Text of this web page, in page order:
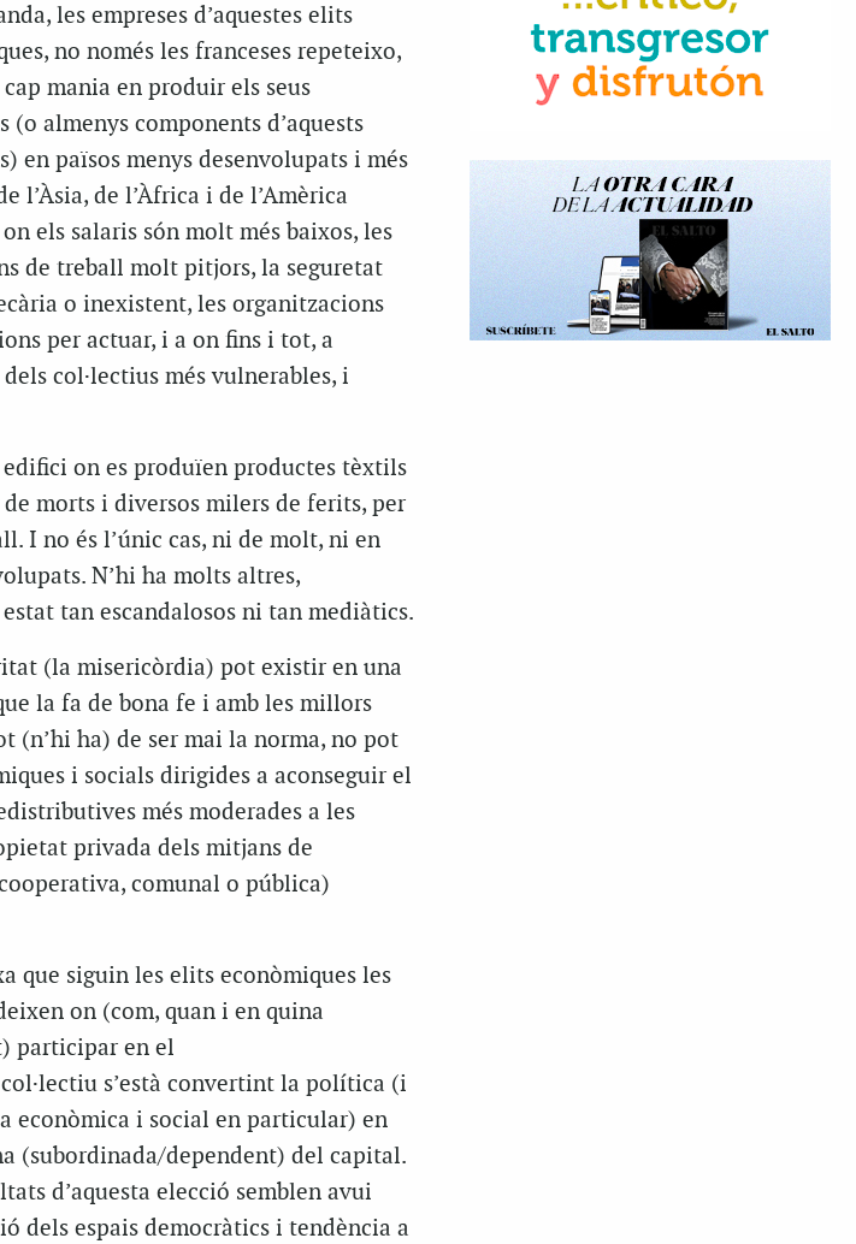
les empreses d’aquestes elits
no només les franceses repeteixo,
mania en produir els seus
(o almenys components d’aquests
en països menys desenvolupats i més
l’Àsia, de l’Àfrica i de l’Amèrica
els salaris són molt més baixos, les
de treball molt pitjors, la seguretat
o inexistent, les organitzacions
per actuar, i a on fins i tot, a
col·lectius més vulnerables, i
on es produïen productes tèxtils
morts i diversos milers de ferits, per
I no és l’únic cas, ni de molt, ni en
N’hi ha molts altres,
tan escandalosos ni tan mediàtics.
(la misericòrdia) pot existir en una
la fa de bona fe i amb les millors
(n’hi ha) de ser mai la norma, no pot
i socials dirigides a aconseguir el
més moderades a les
privada dels mitjans de
comunal o pública)
que siguin les elits econòmiques les
on (com, quan i en quina
participar en el
s’està convertint la política (i
econòmica i social en particular) en
(subordinada/dependent) del capital.
d’aquesta elecció semblen avui
dels espais democràtics i tendència a